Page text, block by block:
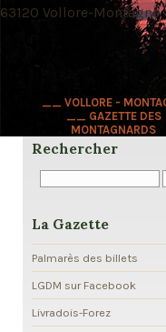
__ VOLLORE -
__ GAZETTE DES
MONTAGNARDS
63120 Vollore-Montagne
Rechercher
La Gazette
Palmarès des billets
LGDM sur Facebook
Livradois-Forez